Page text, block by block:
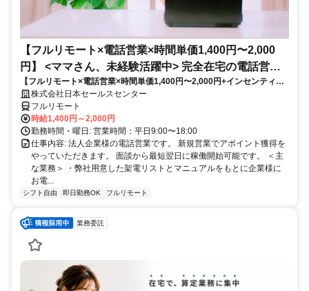
【フルリモート×電話営業×時間単価1,400円〜2,000
円】 <ママさん、未経験活躍中> 完全在宅の電話営業
で家庭と仕事の両立を実現
【フルリモート×電話営業×時間単価1,400円〜2,000円+インセンティブ
あり】 ＜ママさん、未経験活躍中＞ 完全在宅の電話営業で家庭と仕事の
両立を実現
株式会社日本セールスセンター
フルリモート
時給1,400円～2,000円
勤務時間・曜日: 営業時間：平日9:00〜18:00
仕事内容: 法人企業様の電話営業です。 新規営業でアポイント獲得を
やっていただきます。 面談から最短翌日に稼働開始可能です。 ＜主
な業務＞ ・弊社用意した架電リストとマニュアルをもとに企業様に
お電...
シフト自由 即日勤務OK フルリモート
業務委託